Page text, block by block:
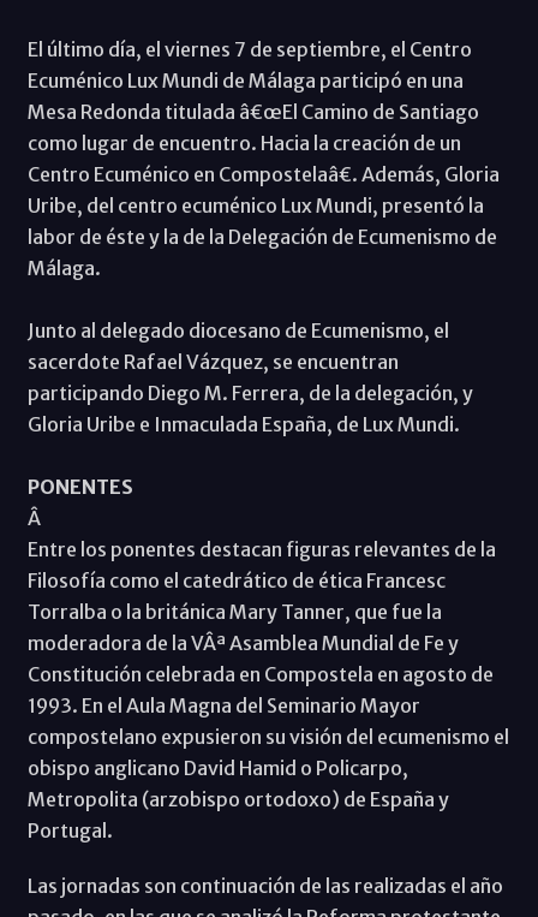
El último día, el viernes 7 de septiembre, el Centro
Ecuménico Lux Mundi de Málaga participó en una
Mesa Redonda titulada â€œEl Camino de Santiago
como lugar de encuentro. Hacia la creación de un
Centro Ecuménico en Compostelaâ€. Además, Gloria
Uribe, del centro ecuménico Lux Mundi, presentó la
labor de éste y la de la Delegación de Ecumenismo de
Málaga.
Junto al delegado diocesano de Ecumenismo, el
sacerdote Rafael Vázquez, se encuentran
participando Diego M. Ferrera, de la delegación, y
Gloria Uribe e Inmaculada España, de Lux Mundi.
PONENTES
Â
Entre los ponentes destacan figuras relevantes de la
Filosofía como el catedrático de ética Francesc
Torralba o la británica Mary Tanner, que fue la
moderadora de la VÂª Asamblea Mundial de Fe y
Constitución celebrada en Compostela en agosto de
1993. En el Aula Magna del Seminario Mayor
compostelano expusieron su visión del ecumenismo el
obispo anglicano David Hamid o Policarpo,
Metropolita (arzobispo ortodoxo) de España y
Portugal.
Las jornadas son continuación de las realizadas el año